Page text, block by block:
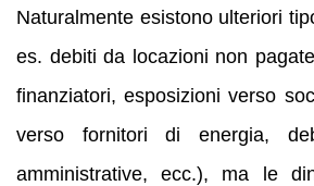
Naturalmente esistono ulteriori
es. debiti da locazioni non
finanziatori, esposizioni verso
verso fornitori di energia,
amministrative, ecc.), ma le